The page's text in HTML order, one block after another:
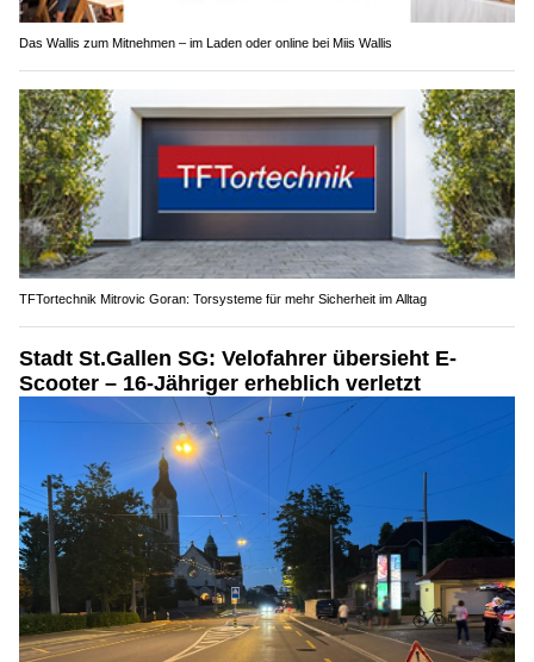
Das Wallis zum Mitnehmen – im Laden oder online bei Miis Wallis
TFTortechnik Mitrovic Goran: Torsysteme für mehr Sicherheit im Alltag
Stadt St.Gallen SG: Velofahrer übersieht E-
Scooter – 16-Jähriger erheblich verletzt